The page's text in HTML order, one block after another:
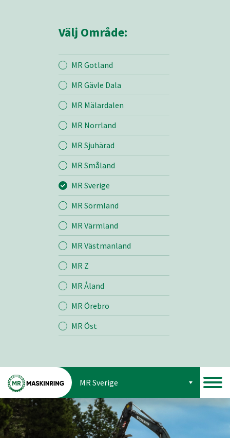
Mina sidor
MR Sverige
Entreprenad
Bemanning
Välj Område:
MR Gotland
MR Gävle Dala
MR Mälardalen
MR Norrland
MR Sjuhärad
MR Småland
MR Sverige
MR Sörmland
MR Värmland
MR Västmanland
MR Z
MR Åland
MR Örebro
MR Öst
MR Sverige